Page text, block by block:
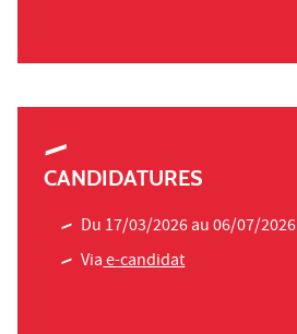
CANDIDATURES
Du 17/03/2026 au 06/07/2026
Viae-candidat